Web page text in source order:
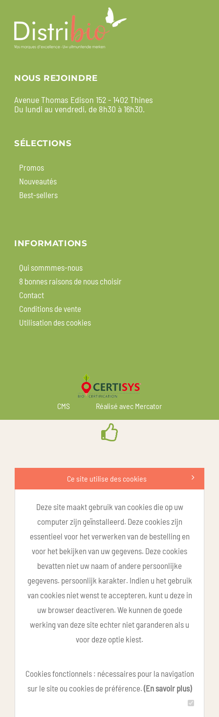
NOUS REJOINDRE
Avenue Thomas Edison 152 - 1402 Thines
Du lundi au vendredi, de 8h30 à 16h30.
SÉLECTIONS
Promos
Nouveautés
Best-sellers
INFORMATIONS
Qui sommmes-nous
8 bonnes raisons de nous choisir
Contact
Conditions de vente
Utilisation des cookies
CMS Réalisé avec Mercator
Ce site utilise des cookies
Deze site maakt gebruik van cookies die op uw
computer zijn geïnstalleerd. Deze cookies zijn
essentieel voor het verwerken van de bestelling en
voor het bekijken van uw gegevens. Deze cookies
bevatten niet uw naam of andere persoonlijke
gegevens. persoonlijk karakter. Indien u het gebruik
van cookies niet wenst te accepteren, kunt u deze in
uw browser deactiveren. We kunnen de goede
werking van deze site echter niet garanderen als u
voor deze optie kiest.
Cookies fonctionnels : nécessaires pour la navigation
sur le site ou cookies de préférence. (En savoir plus)